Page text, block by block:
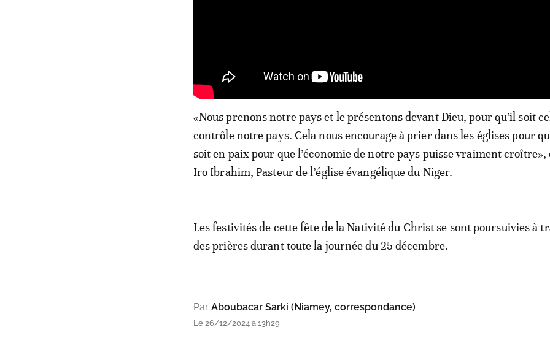
«Nous prenons notre pays et le présentons devant Dieu, pour qu’il soit
contrôle notre pays. Cela nous encourage à prier dans les églises pour
soit en paix pour que l’économie de notre pays puisse vraiment croître»,
Iro Ibrahim, Pasteur de l’église évangélique du Niger.
Les festivités de cette fête de la Nativité du Christ se sont poursuivies à
des prières durant toute la journée du 25 décembre.
Par Aboubacar Sarki (Niamey, correspondance)
Le 26/12/2024 à 13h29